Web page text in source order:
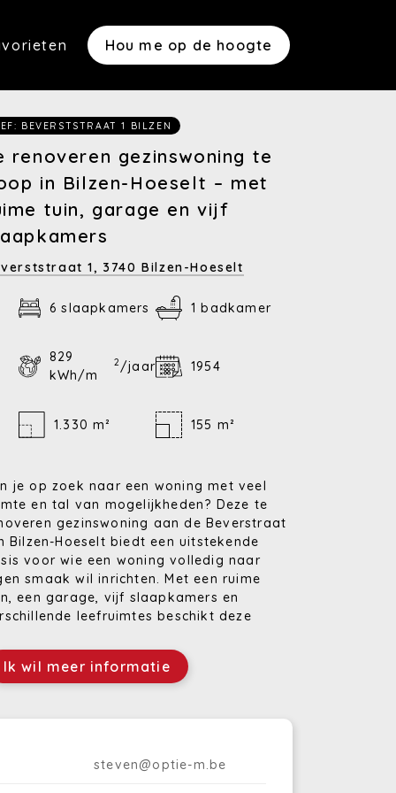
met Optie M)
(Gezocht: bouwgronden en
Hou me op de hoogte
BEVERSTSTRAAT 1 BILZEN
renoveren gezinswoning te
in Bilzen-Hoeselt – met
tuin, garage en vijf
1, 3740 Bilzen-Hoeselt
6 slaapkamers 1 badkamer
829
kWh/m
2 /jaar 1954
1.330 m² 155 m²
je op zoek naar een woning met veel
en tal van mogelijkheden? Deze te
gezinswoning aan de Beverstraat
Bilzen-Hoeselt biedt een uitstekende
voor wie een woning volledig naar
smaak wil inrichten. Met een ruime
een garage, vijf slaapkamers en
leefruimtes beschikt deze
de voordeur geeft de ruime hal toegang
lavabo en hier is een aansluiting
Ik wil meer informatie
steven@optie-m.be